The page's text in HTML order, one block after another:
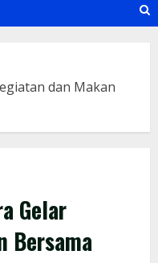
dan Makan
Gelar
Bersama